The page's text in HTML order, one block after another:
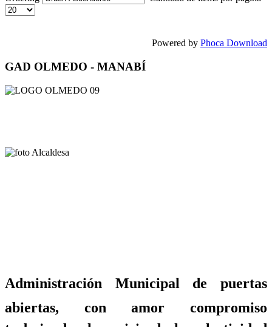
Powered by Phoca Download
GAD OLMEDO - MANABÍ
Administración Municipal de puertas
abiertas, con amor compromiso